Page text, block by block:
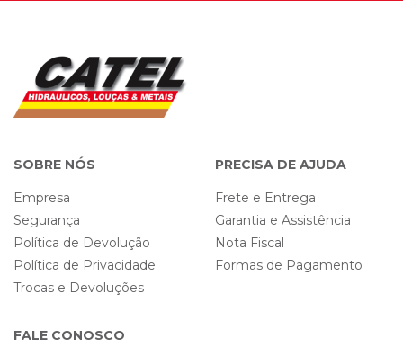
SOBRE NÓS
Empresa
Segurança
Política de Devolução
Política de Privacidade
Trocas e Devoluções
PRECISA DE AJUDA
Frete e Entrega
Garantia e Assistência
Nota Fiscal
Formas de Pagamento
FALE CONOSCO